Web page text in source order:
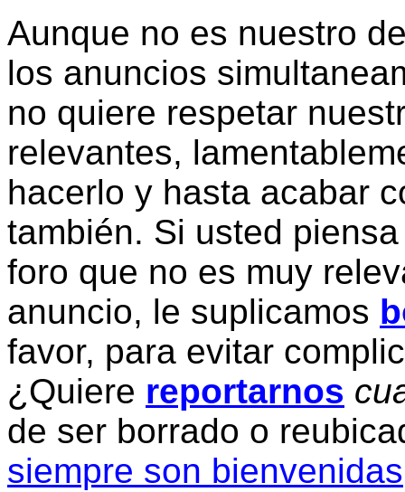
Aunque no es nuestro
los anuncios
no quiere respetar
relevantes,
hacerlo y hasta acabar
también. Si usted
foro que no es muy
anuncio, le suplicamos
favor, para evitar
¿Quiere reportarnos
de ser borrado o
siempre son bienvenidas